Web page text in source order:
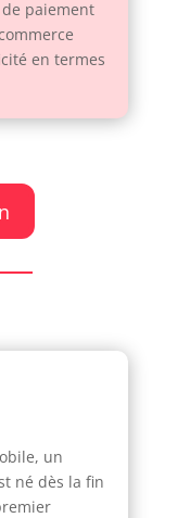
paiement
en termes
un
né dès la fin